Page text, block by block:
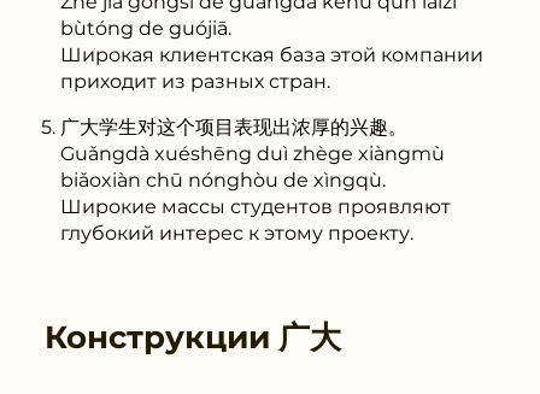
bùtóng de guójiā.
Широкая клиентская база этой компании
приходит из разных стран.
广大学生对这个项目表现出浓厚的兴趣。
Guǎngdà xuéshēng duì zhège xiàngmù
biǎoxiàn chū nónghòu de xìngqù.
Широкие массы студентов проявляют
глубокий интерес к этому проекту.
Конструкции 广大